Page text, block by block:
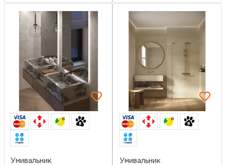
6
Умивальник
6
Умивальник